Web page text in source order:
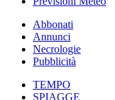
Abbonati
Annunci
Necrologie
Pubblicità
TEMPO
SPIAGGE